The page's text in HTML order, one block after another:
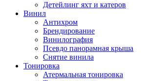
Детейлинг яхт и катеров
Винил
Антихром
Брендирование
Винилография
Псевдо панорамная крыша
Снятие винила
Тонировка
Атермальная тонировка